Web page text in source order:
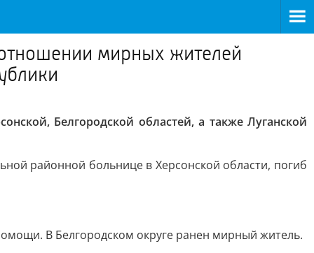
мирных жителей
Белгородской областей, а также Луганской
районной больнице в Херсонской области, погиб
В Белгородском округе ранен мирный житель.